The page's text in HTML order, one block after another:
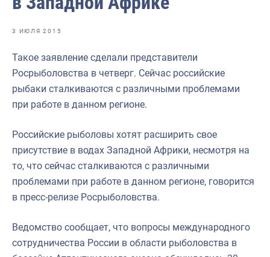
Отраслевые СМИ
Выставки и конференции
Научно-практическая литература
Рыбоохрана России
Отрасль в цифрах
Большая африканская экспедиция
Укрепление духовно-нравственных ценностей
3 ИЮЛЯ 2015
Такое заявление сделали представители
Росрыболовства в четверг. Сейчас российские
рыбаки сталкиваются с различными проблемами
при работе в данном регионе.
Российские рыболовы хотят расширить свое
присутствие в водах Западной Африки, несмотря на
то, что сейчас сталкиваются с различными
проблемами при работе в данном регионе, говорится
в пресс-релизе Росрыболовства.
Ведомство сообщает, что вопросы международного
сотрудничества России в области рыболовства в